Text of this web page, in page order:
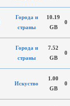
Города и
страны
10.19
GB
0
Города и
страны
7.52
GB
0
Искуство
1.00
GB
0